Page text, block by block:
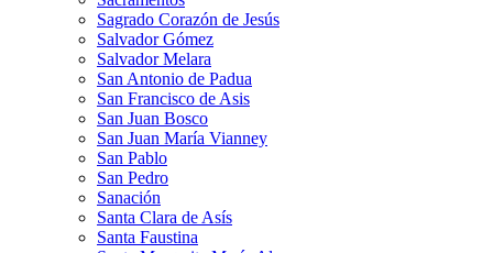
Sagrado Corazón de Jesús
Salvador Gómez
Salvador Melara
San Antonio de Padua
San Francisco de Asis
San Juan Bosco
San Juan María Vianney
San Pablo
San Pedro
Sanación
Santa Clara de Asís
Santa Faustina